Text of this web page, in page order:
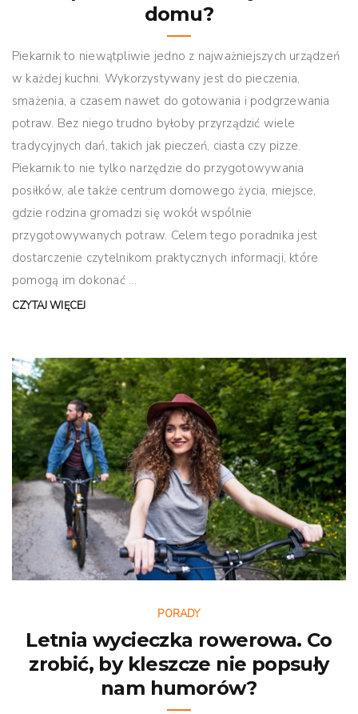
domu?
Piekarnik to niewątpliwie jedno z najważniejszych urządzeń
w każdej kuchni. Wykorzystywany jest do pieczenia,
smażenia, a czasem nawet do gotowania i podgrzewania
potraw. Bez niego trudno byłoby przyrządzić wiele
tradycyjnych dań, takich jak pieczeń, ciasta czy pizze.
Piekarnik to nie tylko narzędzie do przygotowywania
posiłków, ale także centrum domowego życia, miejsce,
gdzie rodzina gromadzi się wokół wspólnie
przygotowywanych potraw. Celem tego poradnika jest
dostarczenie czytelnikom praktycznych informacji, które
pomogą im dokonać ...
CZYTAJ WIĘCEJ
PORADY
Letnia wycieczka rowerowa. Co
zrobić, by kleszcze nie popsuły
nam humorów?